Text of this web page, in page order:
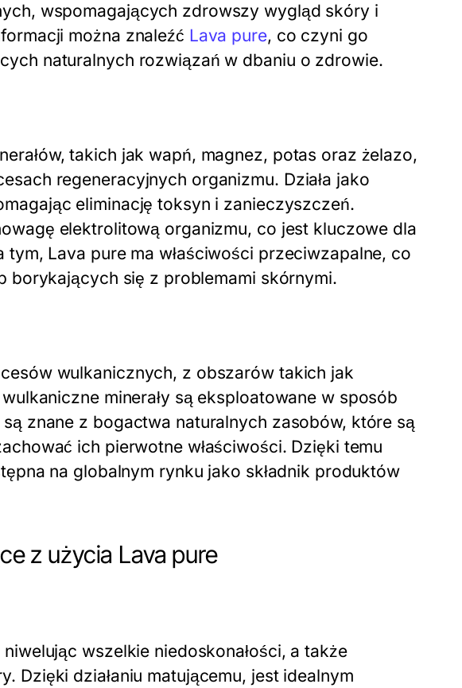
wspomagających zdrowszy wygląd skóry i
można znaleźć Lava pure, co czyni go
naturalnych rozwiązań w dbaniu o zdrowie.
takich jak wapń, magnez, potas oraz żelazo,
regeneracyjnych organizmu. Działa jako
eliminację toksyn i zanieczyszczeń.
elektrolitową organizmu, co jest kluczowe dla
Lava pure ma właściwości przeciwzapalne, co
borykających się z problemami skórnymi.
wulkanicznych, z obszarów takich jak
minerały są eksploatowane w sposób
znane z bogactwa naturalnych zasobów, które są
ich pierwotne właściwości. Dzięki temu
na globalnym rynku jako składnik produktów
z użycia Lava pure
wszelkie niedoskonałości, a także
Dzięki działaniu matującemu, jest idealnym